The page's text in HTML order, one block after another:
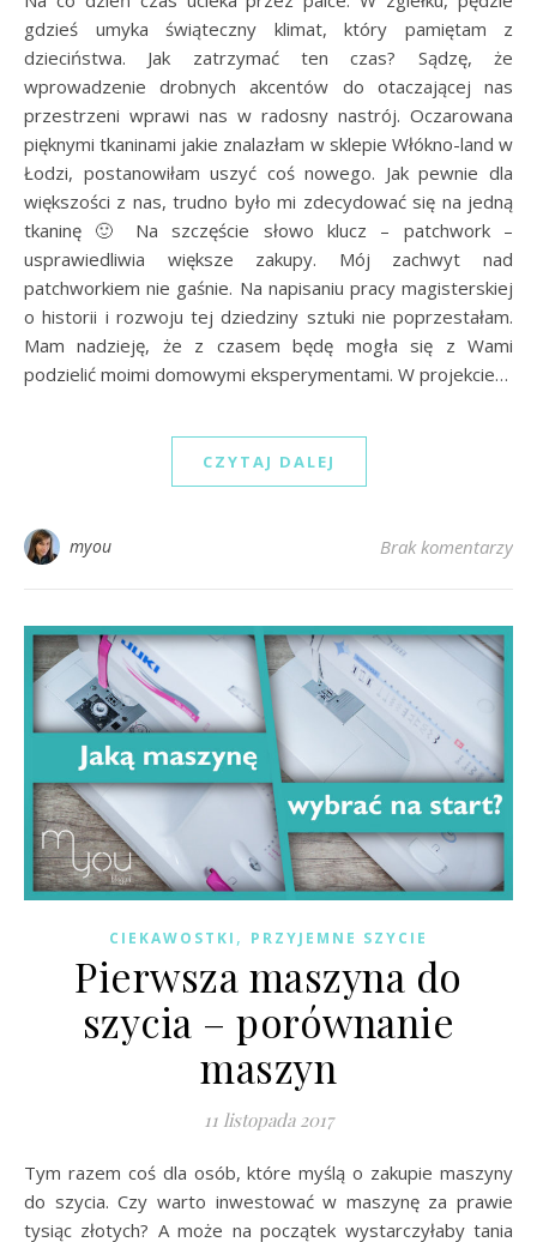
gdzieś umyka świąteczny klimat, który pamiętam z
dzieciństwa. Jak zatrzymać ten czas? Sądzę, że
wprowadzenie drobnych akcentów do otaczającej nas
przestrzeni wprawi nas w radosny nastrój. Oczarowana
pięknymi tkaninami jakie znalazłam w sklepie Włókno-land w
Łodzi, postanowiłam uszyć coś nowego. Jak pewnie dla
większości z nas, trudno było mi zdecydować się na jedną
tkaninę 🙂 Na szczęście słowo klucz – patchwork –
usprawiedliwia większe zakupy. Mój zachwyt nad
patchworkiem nie gaśnie. Na napisaniu pracy magisterskiej
o historii i rozwoju tej dziedziny sztuki nie poprzestałam.
Mam nadzieję, że z czasem będę mogła się z Wami
podzielić moimi domowymi eksperymentami. W projekcie…
CZYTAJ DALEJ
myou Brak komentarzy
CIEKAWOSTKI , PRZYJEMNE SZYCIE
Pierwsza maszyna do
szycia – porównanie
maszyn
11 listopada 2017
Tym razem coś dla osób, które myślą o zakupie maszyny
do szycia. Czy warto inwestować w maszynę za prawie
tysiąc złotych? A może na początek wystarczyłaby tania